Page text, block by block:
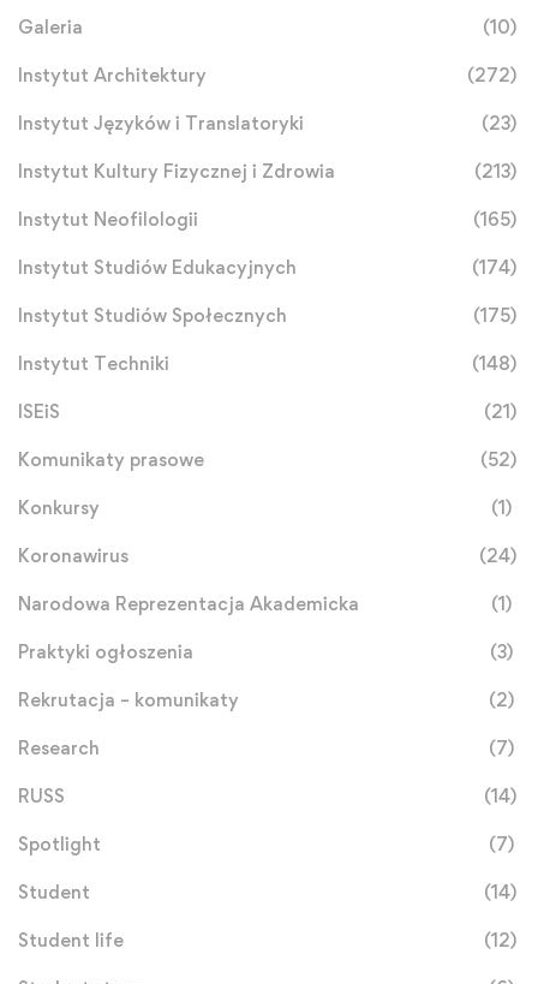
Galeria (10)
Instytut Architektury (272)
Instytut Języków i Translatoryki (23)
Instytut Kultury Fizycznej i Zdrowia (213)
Instytut Neofilologii (165)
Instytut Studiów Edukacyjnych (174)
Instytut Studiów Społecznych (175)
Instytut Techniki (148)
ISEiS (21)
Komunikaty prasowe (52)
Konkursy (1)
Koronawirus (24)
Narodowa Reprezentacja Akademicka (1)
Praktyki ogłoszenia (3)
Rekrutacja – komunikaty (2)
Research (7)
RUSS (14)
Spotlight (7)
Student (14)
Student life (12)